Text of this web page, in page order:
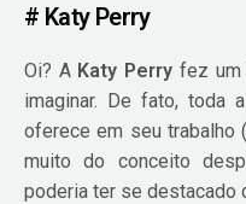
# Katy Perry
Oi? A Katy Perry fez um
imaginar. De fato, toda
oferece em seu trabalho
muito do conceito
poderia ter se destacado